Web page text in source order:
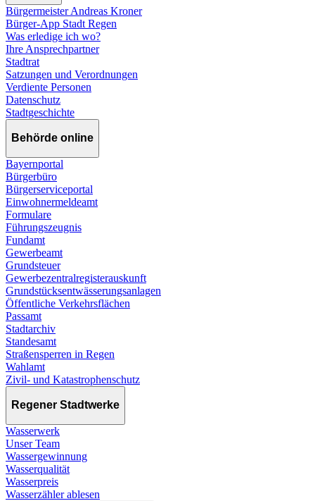
Bürgermeister Andreas Kroner
Bürger-App Stadt Regen
Was erledige ich wo?
Ihre Ansprechpartner
Stadtrat
Satzungen und Verordnungen
Verdiente Personen
Datenschutz
Stadtgeschichte
Behörde online
Bayernportal
Bürgerbüro
Bürgerserviceportal
Einwohnermeldeamt
Formulare
Führungszeugnis
Fundamt
Gewerbeamt
Grundsteuer
Gewerbezentralregisterauskunft
Grundstücksentwässerungsanlagen
Öffentliche Verkehrsflächen
Passamt
Stadtarchiv
Standesamt
Straßensperren in Regen
Wahlamt
Zivil- und Katastrophenschutz
Regener Stadtwerke
Wasserwerk
Unser Team
Wassergewinnung
Wasserqualität
Wasserpreis
Wasserzähler ablesen